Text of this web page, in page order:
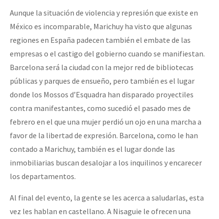
Aunque la situación de violencia y represión que existe en
México es incomparable, Marichuy ha visto que algunas
regiones en España padecen también el embate de las
empresas o el castigo del gobierno cuando se manifiestan.
Barcelona será la ciudad con la mejor red de bibliotecas
públicas y parques de ensueño, pero también es el lugar
donde los Mossos d’Esquadra han disparado proyectiles
contra manifestantes, como sucedió el pasado mes de
febrero en el que una mujer perdió un ojo en una marcha a
favor de la libertad de expresión. Barcelona, como le han
contado a Marichuy, también es el lugar donde las
inmobiliarias buscan desalojar a los inquilinos y encarecer
los departamentos.
Al final del evento, la gente se les acerca a saludarlas, esta
vez les hablan en castellano. A Nisaguie le ofrecen una